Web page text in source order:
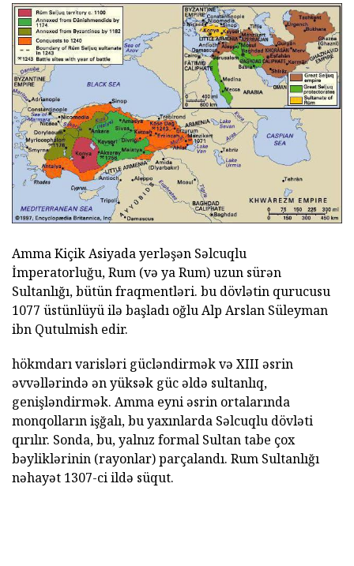
Amma Kiçik Asiyada yerləşən Səlcuqlu
İmperatorluğu, Rum (və ya Rum) uzun sürən
Sultanlığı, bütün fraqmentləri. bu dövlətin qurucusu
1077 üstünlüyü ilə başladı oğlu Alp Arslan Süleyman
ibn Qutulmish edir.
hökmdarı varisləri gücləndirmək və XIII əsrin
əvvəllərində ən yüksək güc əldə sultanlıq,
genişləndirmək. Amma eyni əsrin ortalarında
monqolların işğalı, bu yaxınlarda Səlcuqlu dövləti
qırılır. Sonda, bu, yalnız formal Sultan tabe çox
bəyliklərinin (rayonlar) parçalandı. Rum Sultanlığı
nəhayət 1307-ci ildə süqut.